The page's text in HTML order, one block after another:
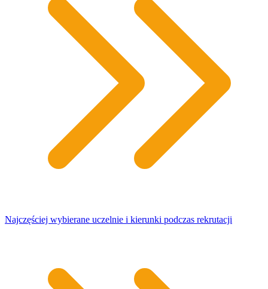
Najczęściej wybierane uczelnie i kierunki podczas rekrutacji